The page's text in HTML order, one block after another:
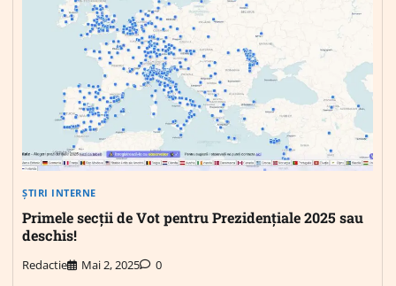
ȘTIRI INTERNE
Primele secții de Vot pentru Prezidențiale 2025 sau
deschis!
Redactie Mai 2, 2025 0